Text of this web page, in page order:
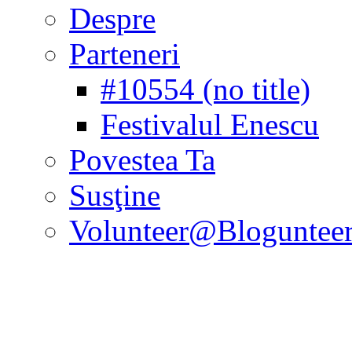
Despre
Parteneri
#10554 (no title)
Festivalul Enescu
Povestea Ta
Susţine